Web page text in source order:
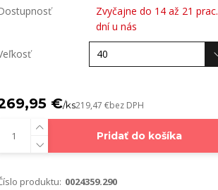
Zvyčajne do 14 až 21 prac.
dní u nás
€/ks219,47 €bez DPH
Pridať do košíka
produktu: 0024359.290